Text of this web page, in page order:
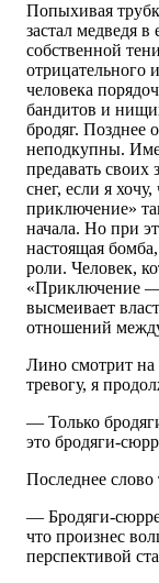
Попыхивая
застал медведя
собственной
отрицательного
человека
бандитов и
бродяг. Позднее
неподкупны.
предавать
снег, если я
приключение»
начала. Но при
настоящая
роли. Человек,
«Приключение
высмеивает
отношений
Лино смотрит на
тревогу, я
— Только
это бродяги-
Последнее
— Бродяги-
что произнес
перспективой